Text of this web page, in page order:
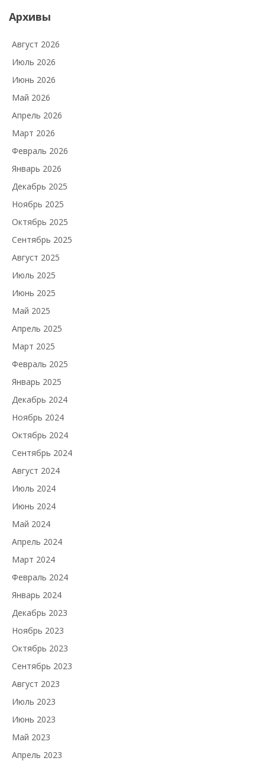
Архивы
Август 2026
Июль 2026
Июнь 2026
Май 2026
Апрель 2026
Март 2026
Февраль 2026
Январь 2026
Декабрь 2025
Ноябрь 2025
Октябрь 2025
Сентябрь 2025
Август 2025
Июль 2025
Июнь 2025
Май 2025
Апрель 2025
Март 2025
Февраль 2025
Январь 2025
Декабрь 2024
Ноябрь 2024
Октябрь 2024
Сентябрь 2024
Август 2024
Июль 2024
Июнь 2024
Май 2024
Апрель 2024
Март 2024
Февраль 2024
Январь 2024
Декабрь 2023
Ноябрь 2023
Октябрь 2023
Сентябрь 2023
Август 2023
Июль 2023
Июнь 2023
Май 2023
Апрель 2023